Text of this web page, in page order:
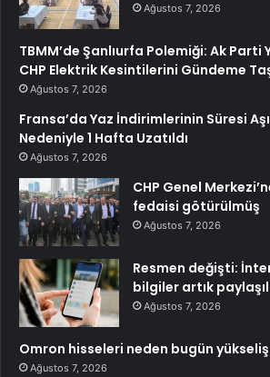
Ağustos 7, 2026
TBMM’de Şanlıurfa Polemiği: Ak Parti
CHP Elektrik Kesintilerini Gündeme
Ağustos 7, 2026
Fransa’da Yaz İndirimlerinin Süresi
Nedeniyle 1 Hafta Uzatıldı
Ağustos 7, 2026
CHP Genel
fedaisi götürülmüş
Ağustos 7, 2026
Resmen değişti:
bilgiler artık
Ağustos 7, 2026
Omron hisseleri neden bugün
Ağustos 7, 2026